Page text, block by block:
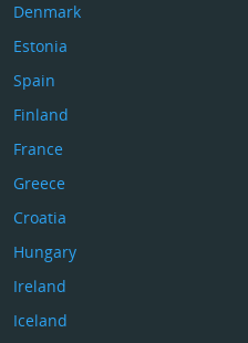
Denmark
Estonia
Spain
Finland
France
Greece
Croatia
Hungary
Ireland
Iceland